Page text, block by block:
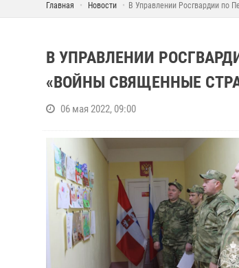
Главная Новости В Управлении Росгвардии по
В УПРАВЛЕНИИ
«ВОЙНЫ СВЯЩЕННЫЕ
06 мая 2022, 09:00